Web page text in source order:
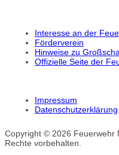
Interesse an der
Förderverein
Hinweise zu
Offizielle Seite der
Impressum
Datenschutzerklärung
Copyright © 2026 Feuerwehr
Rechte vorbehalten.